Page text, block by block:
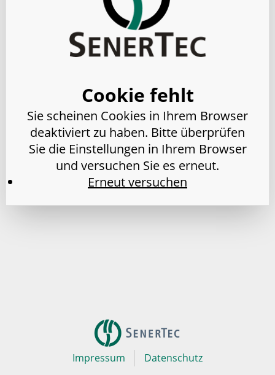
Cookie fehlt
Sie scheinen Cookies in Ihrem Browser
deaktiviert zu haben. Bitte überprüfen
Sie die Einstellungen in Ihrem Browser
und versuchen Sie es erneut.
Erneut versuchen
Impressum Datenschutz